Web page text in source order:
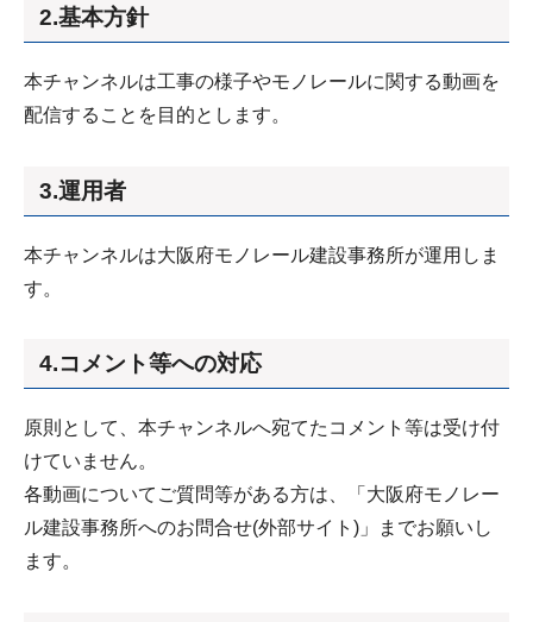
2.基本方針
本チャンネルは工事の様子やモノレールに関する動画を
配信することを目的とします。
3.運用者
本チャンネルは大阪府モノレール建設事務所が運用しま
す。
4.コメント等への対応
原則として、本チャンネルへ宛てたコメント等は受け付
けていません。
各動画についてご質問等がある方は、「大阪府モノレー
ル建設事務所へのお問合せ(外部サイト)」までお願いし
ます。